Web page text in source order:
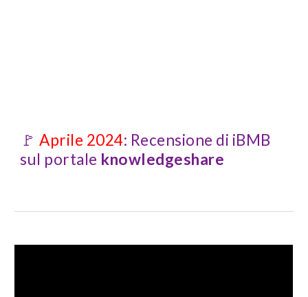
🚩Aprile 2024: Recensione di iBMB
sul portale knowledgeshare